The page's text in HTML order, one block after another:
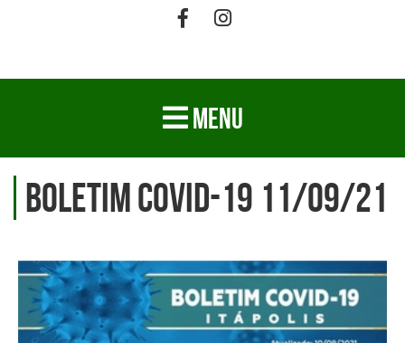
MENU
Boletim Covid-19 11/09/21